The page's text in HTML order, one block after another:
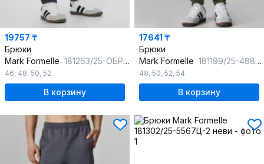
19757 ₸
Брюки
Mark Formelle 181263/25-ОБР5856Ц-7П темный_лес
46, 48, 50, 52
В корзину
17641 ₸
Брюки
Mark Formelle 181199/25-4889Ц-7П травяной
48, 50, 52, 54
В корзину